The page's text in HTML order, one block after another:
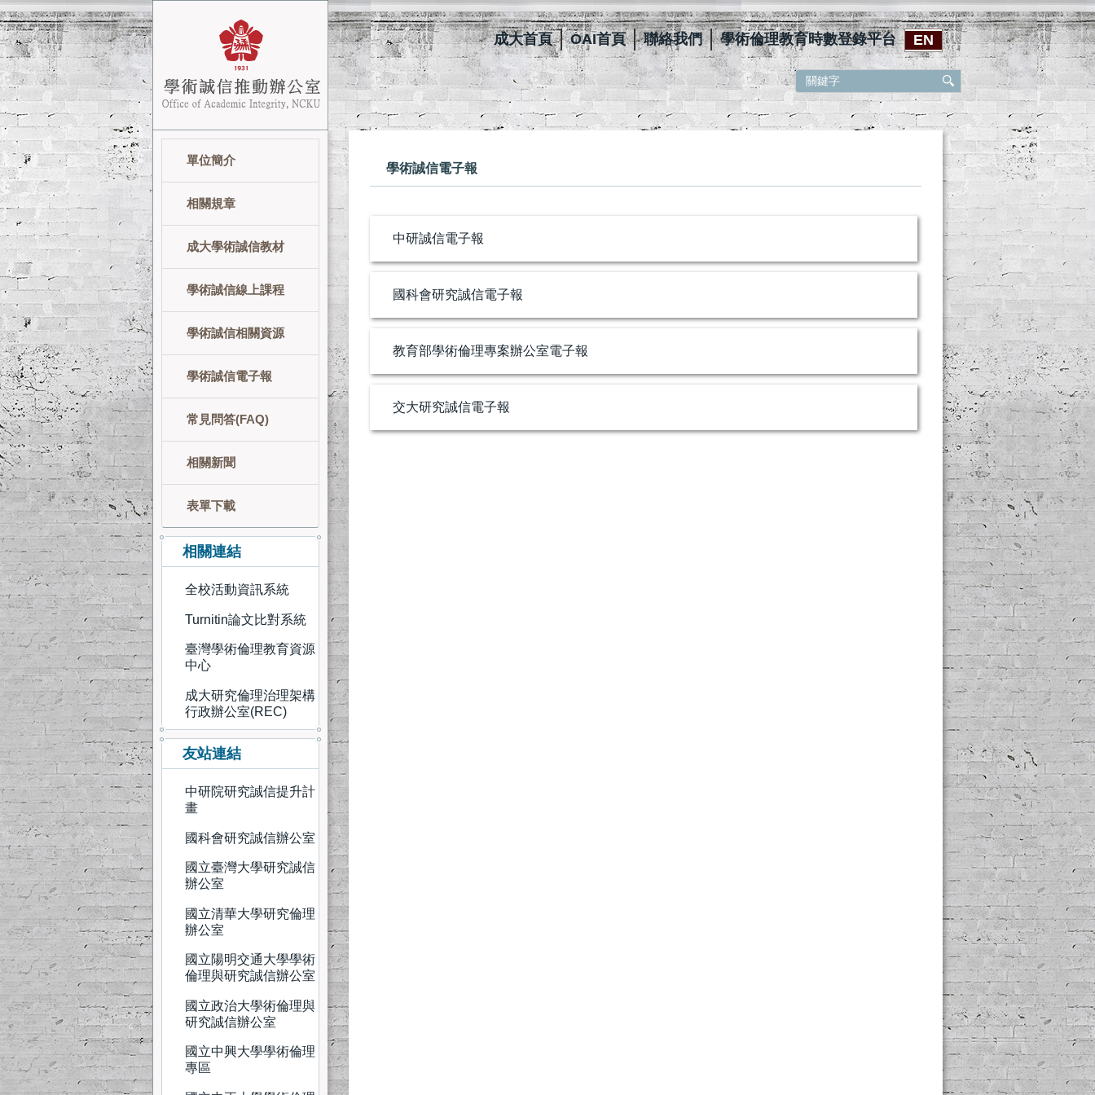
跳
到
主
要
內
容
區
成大首頁 OAI首頁 聯絡我們 學術倫理教育時數登錄平台 EN
單位簡介
相關規章
成大學術誠信教材
學術誠信線上課程
學術誠信相關資源
學術誠信電子報
常見問答(FAQ)
相關新聞
表單下載
相關連結
全校活動資訊系統
Turnitin論文比對系統
臺灣學術倫理教育資源
中心
成大研究倫理治理架構
行政辦公室(REC)
友站連結
中研院研究誠信提升計
畫
國科會研究誠信辦公室
國立臺灣大學研究誠信
辦公室
國立清華大學研究倫理
辦公室
國立陽明交通大學學術
倫理與研究誠信辦公室
國立政治大學術倫理與
研究誠信辦公室
國立中興大學學術倫理
專區
學術誠信電子報
中研誠信電子報
國科會研究誠信電子報
教育部學術倫理專案辦公室電子報
交大研究誠信電子報